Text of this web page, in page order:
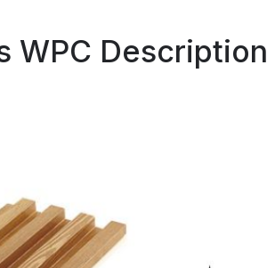
WPC Description